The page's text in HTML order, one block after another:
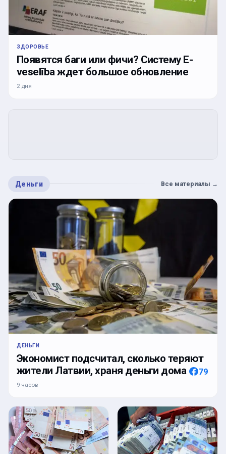
ЗДОРОВЬЕ
Появятся баги или фичи? Систему E-
veselība ждет большое обновление
2 дня
Деньги Все материалы →
ДЕНЬГИ
Экономист подсчитал, сколько теряют
жители Латвии, храня деньги дома
79
9 часов